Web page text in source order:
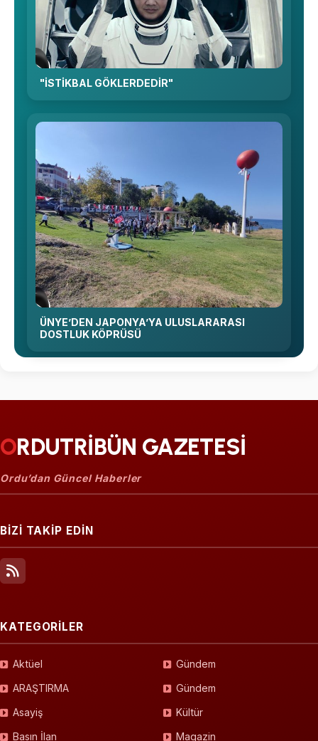
"İSTİKBAL GÖKLERDEDİR"
ÜNYE’DEN JAPONYA’YA ULUSLARARASI
DOSTLUK KÖPRÜSÜ
ORDUTRİBÜN GAZETESİ
Ordu’dan Güncel Haberler
BİZİ TAKİP EDİN
KATEGORİLER
Aktüel
ARAŞTIRMA
Asayiş
Basın İlan
Gündem
Gündem
Kültür
Magazin